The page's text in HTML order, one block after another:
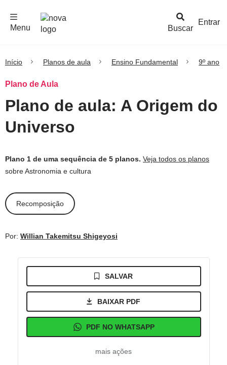
Buscar
Menu
Entrar
Início Planos de aula Ensino Fundamental 9º ano
Plano de Aula
Plano de aula: A Origem do
Universo
Plano 1 de uma sequência de 5 planos. Veja todos os planos
sobre Astronomia e cultura
Recomposição
Por: Willian Takemitsu Shigeyosi
SALVAR
BAIXAR PDF
PDF NO WHATSAPP
mais ações